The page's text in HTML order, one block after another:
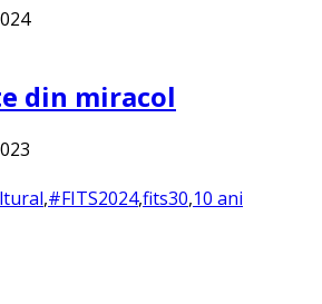
din miracol
,#FITS2024,fits30,10 ani